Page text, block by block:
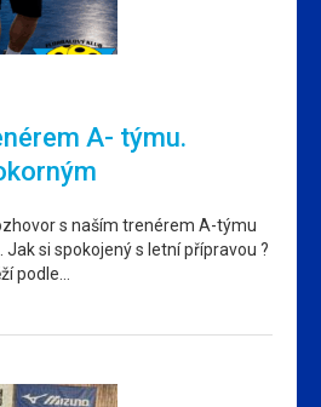
A- týmu.
s naším trenérem A-týmu
si spokojený s letní přípravou ?
podle…